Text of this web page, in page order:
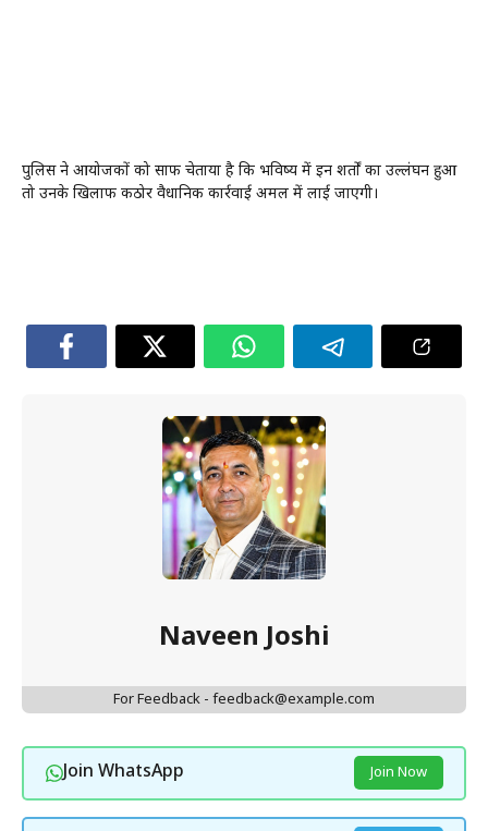
पुलिस ने आयोजकों को साफ चेताया है कि भविष्य में इन शर्तों का उल्लंघन हुआ
तो उनके खिलाफ कठोर वैधानिक कार्रवाई अमल में लाई जाएगी।
Naveen Joshi
For Feedback - feedback@example.com
Join WhatsApp Join Now